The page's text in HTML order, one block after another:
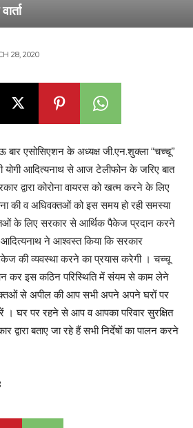
28, 2020
एसोसिएशन के अध्यक्ष जी.एन.शुक्ला “चच्चू”
योगी आदित्यनाथ से आज टेलीफोन के जरिए बात
द्वारा कोरोना वायरस को खत्म करने के लिए
की व अधिवक्तओं को इस समय हो रही समस्या
के लिए सरकार से आर्थिक पैकेज प्रदान करने
आदित्यनाथ ने आश्वस्त किया कि सरकार
की व्यवस्था करने का प्रयास करेगी । चच्चू
कर इस कठिन परिस्थिति में संयम से काम लेने
से अपील की आप सभी अपने अपने घरों पर
घर पर रहने से आप व आपका परिवार सुरक्षित
द्वारा बताए जा रहे हैं सभी निर्देषों का पालन करने